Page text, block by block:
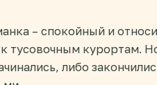
– спокойный и
тусовочным курортам.
либо